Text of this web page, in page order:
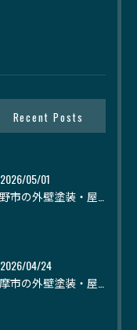
Recent Posts
2026/05/01
2026/04/24